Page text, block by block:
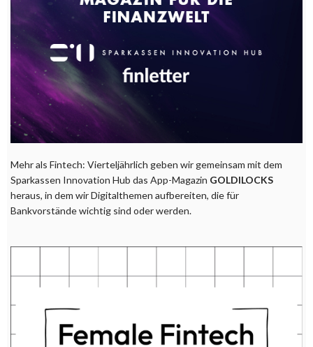
Mehr als Fintech: Vierteljährlich geben wir gemeinsam mit dem
Sparkassen Innovation Hub das App-Magazin GOLDILOCKS
heraus, in dem wir Digitalthemen aufbereiten, die für
Bankvorstände wichtig sind oder werden.